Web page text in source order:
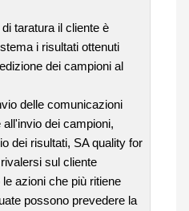
taratura il cliente è
i risultati ottenuti
dei campioni al
delle comunicazioni
dei campioni,
dei risultati, SA quality for
sul cliente
azioni che più ritiene
possono prevedere la